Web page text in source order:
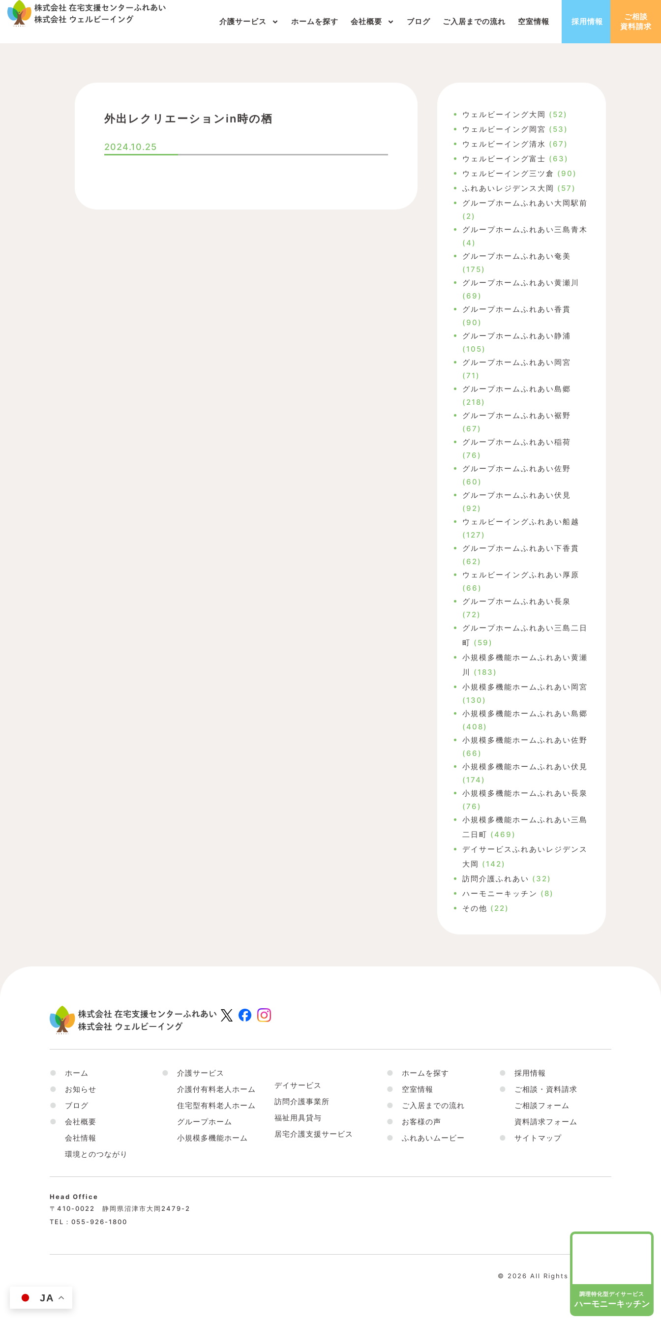
内
調理特化型デイサービス
ハーモニーキッチン
介護サービス ホームを探す 会社概要 ブログ ご入居までの流れ 空室情報 採用情報
ご相談
資料請求
外出レクリエーションin時の栖
2024.10.25
ウェルビーイング大岡 (52)
ウェルビーイング岡宮 (53)
ウェルビーイング清水 (67)
ウェルビーイング富士 (63)
ウェルビーイング三ツ倉 (90)
ふれあいレジデンス大岡 (57)
グループホームふれあい大岡駅前
(2)
グループホームふれあい三島青木
(4)
グループホームふれあい奄美
(175)
グループホームふれあい黄瀬川
(69)
グループホームふれあい香貫
(90)
グループホームふれあい静浦
(105)
グループホームふれあい岡宮
(71)
グループホームふれあい島郷
(218)
グループホームふれあい裾野
(67)
グループホームふれあい稲荷
(76)
グループホームふれあい佐野
(60)
グループホームふれあい伏見
(92)
ウェルビーイングふれあい船越
(127)
グループホームふれあい下香貫
(62)
ウェルビーイングふれあい厚原
(66)
グループホームふれあい長泉
(72)
グループホームふれあい三島二日
町 (59)
小規模多機能ホームふれあい黄瀬
川 (183)
小規模多機能ホームふれあい岡宮
(130)
小規模多機能ホームふれあい島郷
(408)
小規模多機能ホームふれあい佐野
(66)
小規模多機能ホームふれあい伏見
(174)
小規模多機能ホームふれあい長泉
(76)
小規模多機能ホームふれあい三島
二日町 (469)
デイサービスふれあいレジデンス
大岡 (142)
訪問介護ふれあい (32)
ハーモニーキッチン (8)
その他 (22)
●
ホーム
●
お知らせ
●
ブログ
●
会社概要
会社情報
環境とのつながり
●
介護サービス
介護付有料老人ホーム
住宅型有料老人ホーム
グループホーム
小規模多機能ホーム
デイサービス
訪問介護事業所
福祉用具貸与
居宅介護支援サービス
●
ホームを探す
●
空室情報
●
ご入居までの流れ
●
お客様の声
●
ふれあいムービー
●
採用情報
●
ご相談・資料請求
ご相談フォーム
資料請求フォーム
●
サイトマップ
Head Office
〒410-0022 静岡県沼津市大岡2479-2
TEL：055-926-1800
© 2026 All Rights Reserved.
JA